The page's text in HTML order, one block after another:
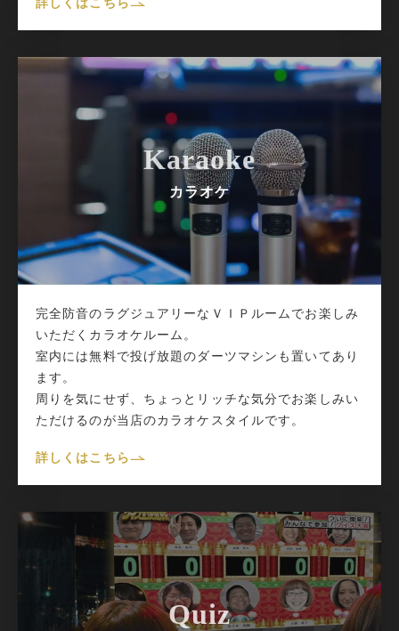
詳しくはこちら
Karaoke
カラオケ
完全防音のラグジュアリーなＶＩＰルームでお楽しみ
いただくカラオケルーム。
室内には無料で投げ放題のダーツマシンも置いてあり
ます。
周りを気にせず、ちょっとリッチな気分でお楽しみい
ただけるのが当店のカラオケスタイルです。
詳しくはこちら
Quiz